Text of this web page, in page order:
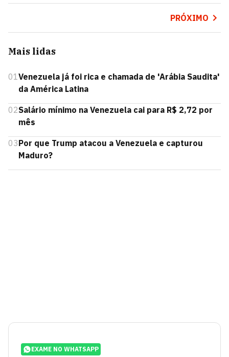
PRÓXIMO
Mais lidas
01Venezuela já foi rica e chamada de 'Arábia Saudita'
da América Latina
02Salário mínimo na Venezuela cai para R$ 2,72 por
mês
03Por que Trump atacou a Venezuela e capturou
Maduro?
EXAME NO WHATSAPP